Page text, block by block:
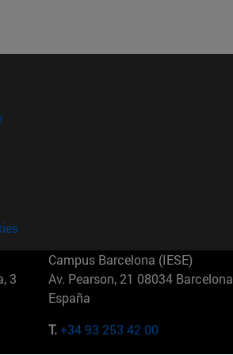
3
Campus Barcelona (IESE)
Av. Pearson, 21 08034 Barcelona
España
T.+34 93 253 42 00